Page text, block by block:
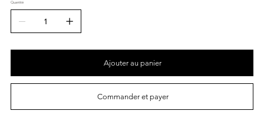
Quantité
Ajouter au panier
Commander et payer